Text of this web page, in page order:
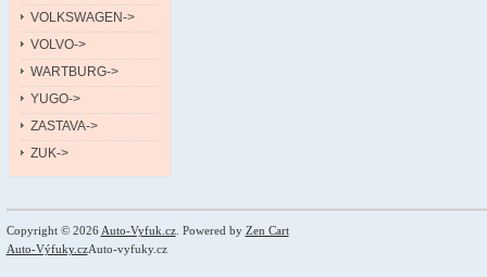
VOLKSWAGEN->
VOLVO->
WARTBURG->
YUGO->
ZASTAVA->
ZUK->
Copyright © 2026 Auto-Vyfuk.cz. Powered by Zen Cart
Auto-Výfuky.czAuto-vyfuky.cz